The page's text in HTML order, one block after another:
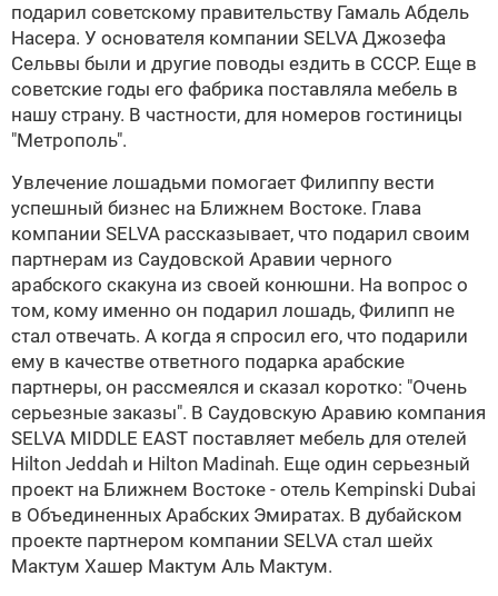
подарил советскому правительству Гамаль Абдель
Насера. У основателя компании SELVA Джозефа
Сельвы были и другие поводы ездить в СССР. Еще в
советские годы его фабрика поставляла мебель в
нашу страну. В частности, для номеров гостиницы
"Метрополь".
Увлечение лошадьми помогает Филиппу вести
успешный бизнес на Ближнем Востоке. Глава
компании SELVA рассказывает, что подарил своим
партнерам из Саудовской Аравии черного
арабского скакуна из своей конюшни. На вопрос о
том, кому именно он подарил лошадь, Филипп не
стал отвечать. А когда я спросил его, что подарили
ему в качестве ответного подарка арабские
партнеры, он рассмеялся и сказал коротко: "Очень
серьезные заказы". В Саудовскую Аравию компания
SELVA MIDDLE EAST поставляет мебель для отелей
Hilton Jeddah и Hilton Madinah. Еще один серьезный
проект на Ближнем Востоке - отель Kempinski Dubai
в Объединенных Арабских Эмиратах. В дубайском
проекте партнером компании SELVA стал шейх
Мактум Хашер Мактум Аль Мактум.